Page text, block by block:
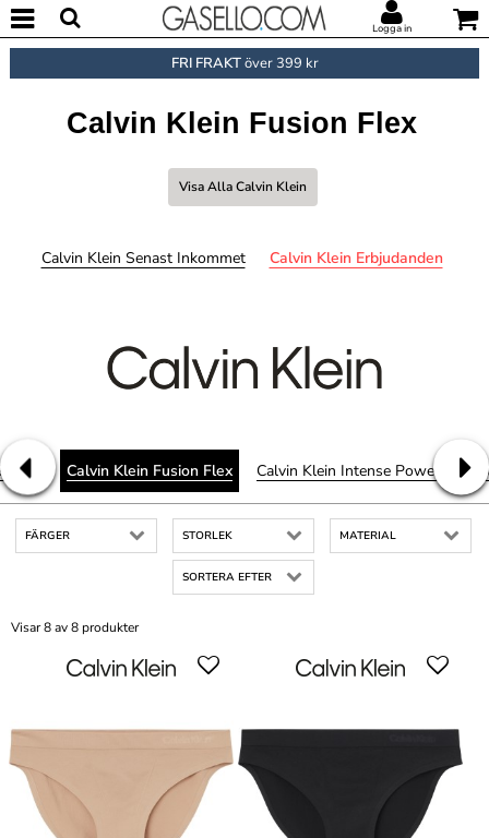
Logga in
FRI FRAKTöver 399 kr
Calvin Klein Fusion Flex
Visa Alla Calvin Klein
Calvin Klein Senast Inkommet Calvin Klein Erbjudanden
Calvin Klein Fusion Flex Calvin Klein Intense Power
FÄRGER STORLEK MATERIAL
SORTERA EFTER
Visar 8 av 8 produkter